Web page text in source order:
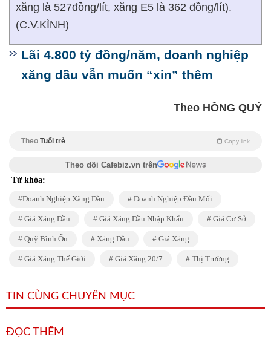
xăng là 527đồng/lít, xăng E5 là 362 đồng/lít).
(C.V.KÌNH)
Lãi 4.800 tỷ đồng/năm, doanh nghiệp
xăng dầu vẫn muốn “xin” thêm
Theo HỒNG QUÝ
Theo Tuổi trẻ Copy link
Theo dõi Cafebiz.vn trên
Từ khóa:
Doanh Nghiệp Xăng Dầu Doanh Nghiệp Đầu Mối
Giá Xăng Dầu Giá Xăng Dầu Nhập Khẩu Giá Cơ Sở
Quỹ Bình Ổn Xăng Dầu Giá Xăng
Giá Xăng Thế Giới Giá Xăng 20/7 Thị Trường
TIN CÙNG CHUYÊN MỤC
ĐỌC THÊM